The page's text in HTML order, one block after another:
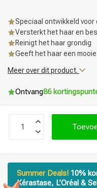
Speciaal ontwikkeld
Versterkt het haar en
Reinigt het haar grondig
Geeft het haar een
Meer over dit product.
Ontvang86
Summer Deals! 10%
Kérastase, L’Oréal &